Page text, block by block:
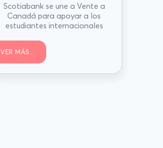
Scotiabank se une a Vente a
Canadá para apoyar a los
estudiantes internacionales
VER MÁS...